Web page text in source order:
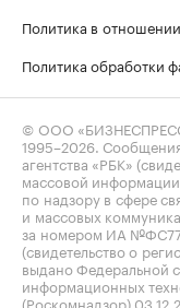
Политика в
Политика обработки
© ООО
1995–2026 .
агентства «РБК»
массовой
по надзору в сфере
и массовых
за номером ИА
(свидетельство о
выдано Федеральной
информационных
(Роскомнадзор)